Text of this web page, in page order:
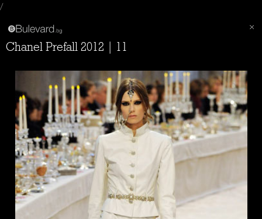
/
Chanel Prefall 2012 | 11